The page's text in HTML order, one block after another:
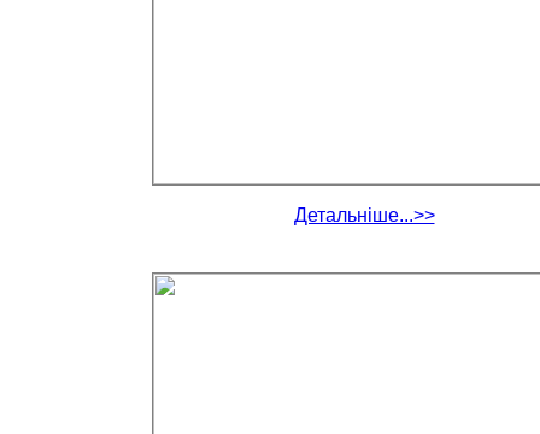
Детальніше...>>